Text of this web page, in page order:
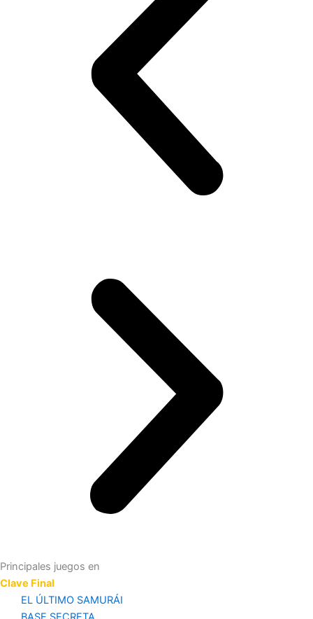
Principales juegos en
Clave Final
EL ÚLTIMO SAMURÁI